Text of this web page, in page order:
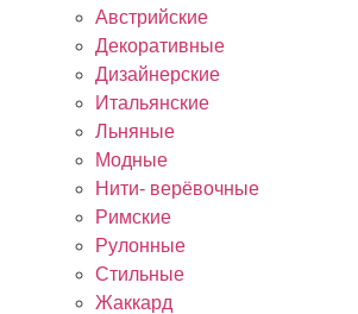
Австрийские
Декоративные
Дизайнерские
Итальянские
Льняные
Модные
Нити- верёвочные
Римские
Рулонные
Стильные
Жаккард